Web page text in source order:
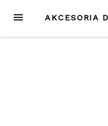
treści
MENU AKCESORIA